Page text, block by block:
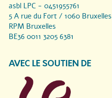
asbl LPC - 0451955761
5 A rue du Fort / 1060 Bruxelles
RPM Bruxelles
BE36 0011 3205 6381
AVEC LE SOUTIEN DE